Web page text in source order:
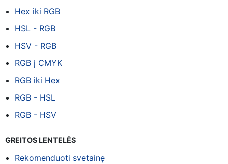
Hex iki RGB
HSL - RGB
HSV - RGB
RGB į CMYK
RGB iki Hex
RGB - HSL
RGB - HSV
GREITOS LENTELĖS
Rekomenduoti svetainę